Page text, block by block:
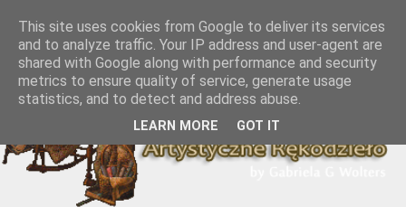
This site uses cookies from Google to deliver its services
and to analyze traffic. Your IP address and user-agent are
shared with Google along with performance and security
metrics to ensure quality of service, generate usage
statistics, and to detect and address abuse.
LEARN MORE GOT IT